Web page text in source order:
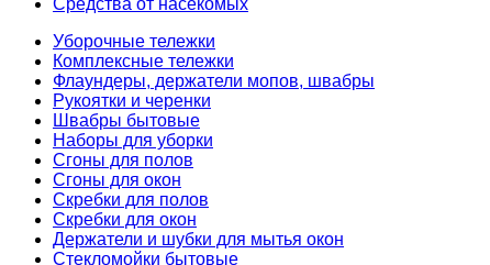
Уборочные тележки
Комплексные тележки
Флаундеры, держатели мопов, швабры
Рукоятки и черенки
Швабры бытовые
Наборы для уборки
Сгоны для полов
Сгоны для окон
Скребки для полов
Скребки для окон
Держатели и шубки для мытья окон
Стекломойки бытовые